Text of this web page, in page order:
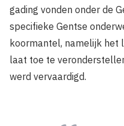
gading vonden onder de
specifieke Gentse
koormantel, namelijk het
laat toe te
werd vervaardigd.